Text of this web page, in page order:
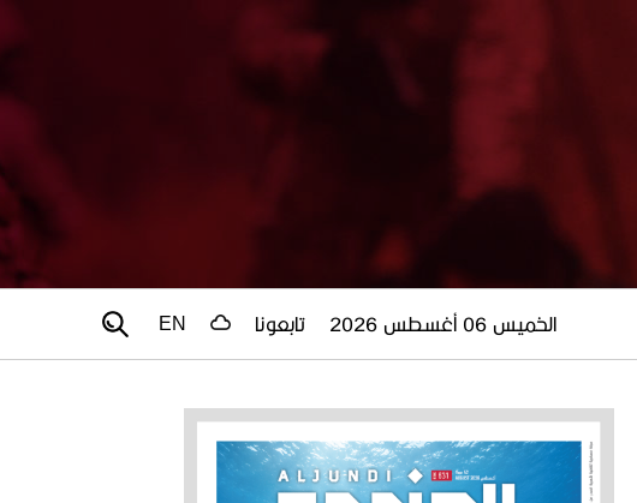
الخميس 06 أغسطس 2026 تابعونا EN